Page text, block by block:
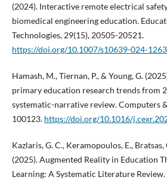
(2024). Interactive remote electrical
biomedical engineering education.
Technologies, 29(15), 20505-20521.
https://doi.org/10.1007/s10639-024-
Hamash, M., Tiernan, P., & Young, G.
primary education research trends from
systematic-narrative review. Computers
100123. https://doi.org/10.1016/
Kazlaris, G. C., Keramopoulos, E.,
(2025). Augmented Reality in Education
Learning: A Systematic Literature